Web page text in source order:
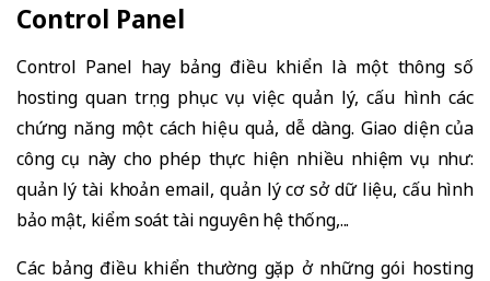
Control Panel
Control Panel hay bảng điều khiển là một thông số
hosting quan trọng phục vụ việc quản lý, cấu hình các
chứng năng một cách hiệu quả, dễ dàng. Giao diện của
công cụ này cho phép thực hiện nhiều nhiệm vụ như:
quản lý tài khoản email, quản lý cơ sở dữ liệu, cấu hình
bảo mật, kiểm soát tài nguyên hệ thống,...
Các bảng điều khiển thường gặp ở những gói hosting